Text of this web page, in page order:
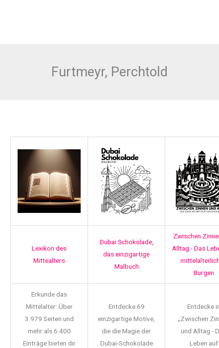
Furtmeyr, Perchtold
Lexikon des
Mittealters
Dubai Schokolade,
das einzigartige
Malbuch
Zwischen
Alltag - Das
Burgen
Erkunde das
Mittelalter: Über
3.979 Seiten und
mehr als 6.400
Einträge bieten dir
Entdecke 69
einzigartige Motive,
die die Magie der
Dubai-Schokolade
Entdecke
„Zwischen
und Alltag -
Leben auf